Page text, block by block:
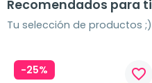
Recomendados para ti
Tu selección de productos ;)
-25% favorite_border